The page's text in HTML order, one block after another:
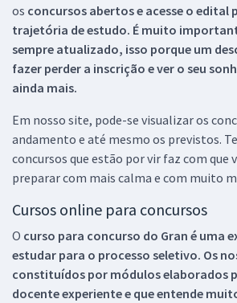
os concursos abertos e acesse o edital
trajetória de estudo. É muito
sempre atualizado, isso porque um
fazer perder a inscrição e ver o seu
ainda mais.
Em nosso site, pode-se visualizar os
andamento e até mesmo os previstos.
concursos que estão por vir faz com que
preparar com mais calma e com muito
Cursos online para concursos
O curso para concurso do Gran é uma
estudar para o processo seletivo. Os
constituídos por módulos elaborados
docente experiente e que entende